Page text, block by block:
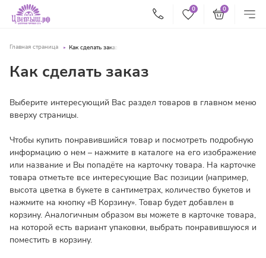
0 0
Главная страница Как сделать заказ
Как сделать заказ
Выберите интересующий Вас раздел товаров в главном меню
вверху страницы.
Чтобы купить понравившийся товар и посмотреть подробную
информацию о нем – нажмите в каталоге на его изображение
или название и Вы попадёте на карточку товара. На карточке
товара отметьте все интересующие Вас позиции (например,
высота цветка в букете в сантиметрах, количество букетов и
нажмите на кнопку «В Корзину». Товар будет добавлен в
корзину. Аналогичным образом вы можете в карточке товара,
на которой есть вариант упаковки, выбрать понравившуюся и
поместить в корзину.